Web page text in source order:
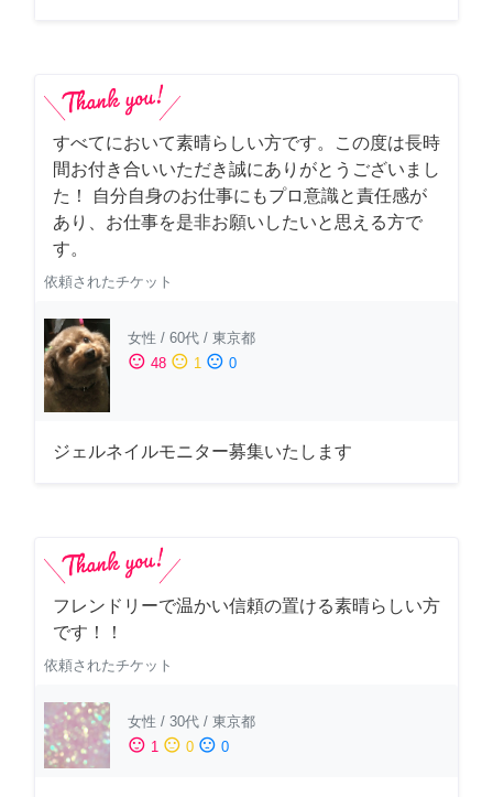
すべてにおいて素晴らしい方です。この度は長時
間お付き合いいただき誠にありがとうございまし
た！ 自分自身のお仕事にもプロ意識と責任感が
あり、お仕事を是非お願いしたいと思える方で
す。
依頼されたチケット
女性 / 60代 / 東京都
sentiment_satisfied 48 sentiment_neutral 1 sentiment_dissatisfied 0
ジェルネイルモニター募集いたします
フレンドリーで温かい信頼の置ける素晴らしい方
です！！
依頼されたチケット
女性 / 30代 / 東京都
sentiment_satisfied 1 sentiment_neutral 0 sentiment_dissatisfied 0